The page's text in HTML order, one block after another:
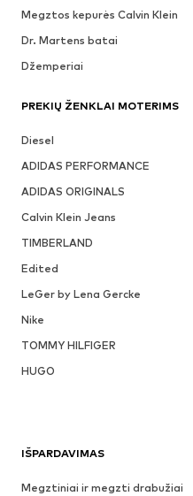
Megztos kepurės Calvin Klein
Dr. Martens batai
Džemperiai
PREKIŲ ŽENKLAI MOTERIMS
Diesel
ADIDAS PERFORMANCE
ADIDAS ORIGINALS
Calvin Klein Jeans
TIMBERLAND
Edited
LeGer by Lena Gercke
Nike
TOMMY HILFIGER
HUGO
IŠPARDAVIMAS
Megztiniai ir megzti drabužiai